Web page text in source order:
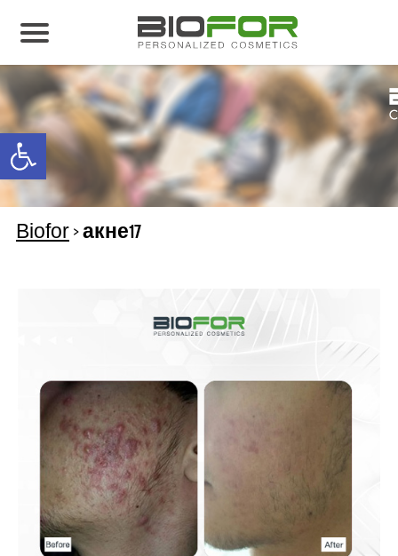
Open toolbar
О нас
Продукция
Результаты лечения
Свяжитесь с нами
Biofor >акне17